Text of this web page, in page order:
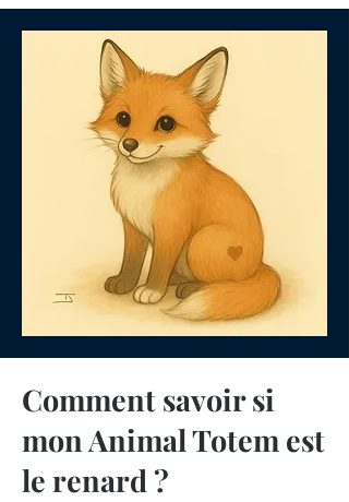
Comment savoir si
mon Animal Totem est
le renard ?